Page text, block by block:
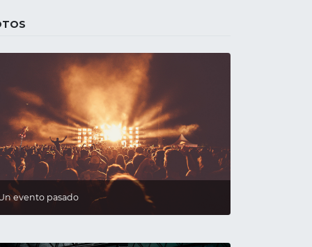
evento pasado